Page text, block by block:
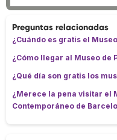
Preguntas relacionadas
¿Cuándo es gratis el
¿Cómo llegar al Museo de
¿Qué día son gratis los
¿Merece la pena visitar el
Contemporáneo de